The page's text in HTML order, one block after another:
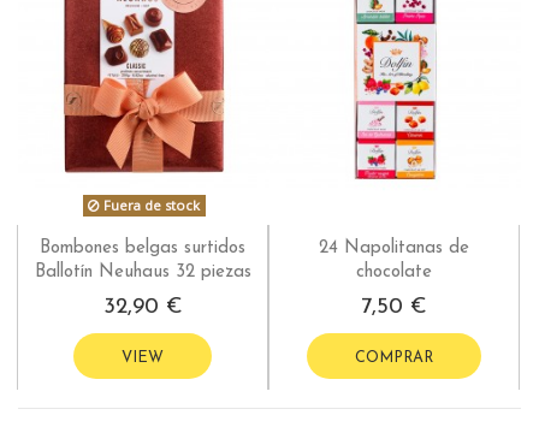
Fuera de stock
Bombones belgas surtidos
Ballotín Neuhaus 32 piezas
32,90 €
VIEW
24 Napolitanas de
chocolate
7,50 €
COMPRAR